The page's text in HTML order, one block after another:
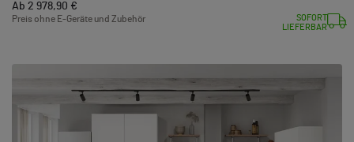
Ab 2 978,90 €
Preis ohne E-Geräte und Zubehör
SOFORT
LIEFERBAR